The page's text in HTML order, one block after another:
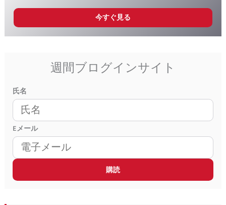
今すぐ見る
週間ブログインサイト
氏名
Eメール